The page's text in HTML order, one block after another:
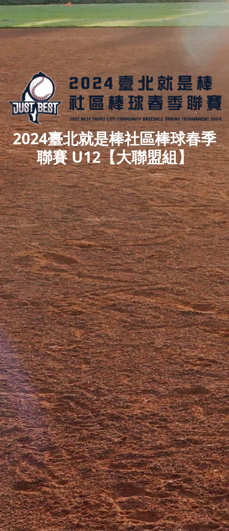
2024臺北就是棒社區棒球春季
聯賽 U12【大聯盟組】